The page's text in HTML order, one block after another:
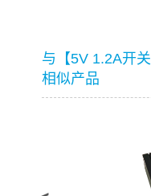
与【5V 1.2A开
相似产品